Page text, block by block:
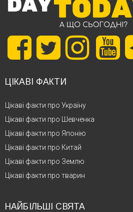
ЦІКАВІ ФАКТИ
Цікаві факти про Україну
Цікаві факти про Шевченка
Цікаві факти про Японію
Цікаві факти про Китай
Цікаві факти про Землю
Цікаві факти про тварин
НАЙБІЛЬШІ СВЯТА